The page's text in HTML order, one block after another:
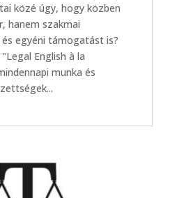
közé úgy, hogy közben
hanem szakmai
egyéni támogatást is?
English à la
munka és